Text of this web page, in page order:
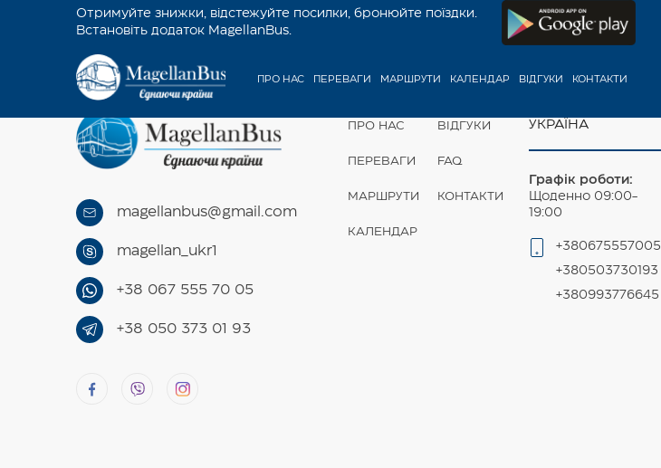
Отримуйте знижки, відстежуйте посилки, бронюйте поїздки.
Встановіть додаток MagellanBus.
ПРО НАС ПЕРЕВАГИ МАРШРУТИ КАЛЕНДАР ВІДГУКИ КОНТАКТИ
magellanbus@gmail.com
magellan_ukr1
+38 067 555 70 05
+38 050 373 01 93
ПРО НАС
ПЕРЕВАГИ
МАРШРУТИ
КАЛЕНДАР
ВІДГУКИ
FAQ
КОНТАКТИ
УКРАЇНА
Графік роботи:
Щоденно 09:00-
19:00
+380675557005
+380503730193
+380993776645